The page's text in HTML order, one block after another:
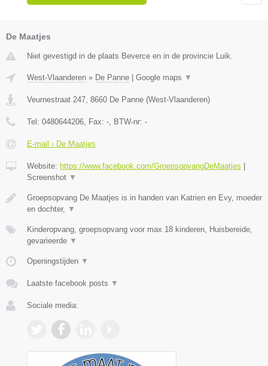
De Maatjes
Niet gevestigd in de plaats Beverce en in de provincie Luik.
West-Vlaanderen » De Panne Google maps ▼
Veurnestraat 247 8660 De Panne (West-Vlaanderen)
Tel: 0480644206 , Fax: - , BTW-nr: -
E-mail › De Maatjes
Website: https://www.facebook.com/GroepsopvangDeMaatjes
Screenshot ▼
Groepsopvang De Maatjes is in handen van Katrien en Evy, moeder
en dochter,
▼
Kinderopvang, groepsopvang voor max 18 kinderen, Huisbereide,
gevarieerde ▼
Openingstijden ▼
Laatste facebook posts ▼
Sociale media: